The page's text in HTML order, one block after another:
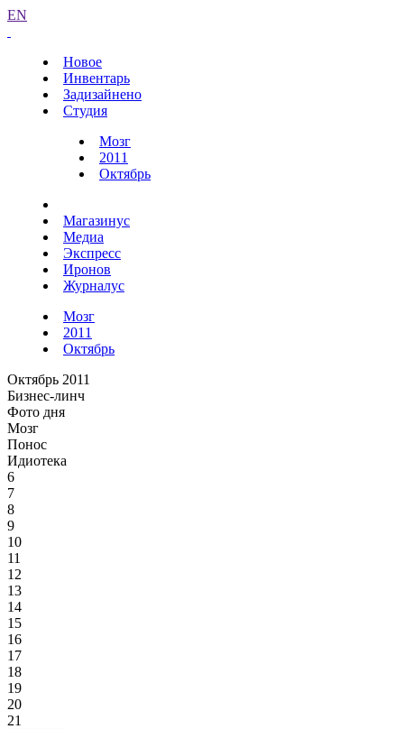
EN
Новое
Инвентарь
Задизайнено
Студия
Мозг
2011
Октябрь
Магазинус
Медиа
Экспресс
Иронов
Журналус
Мозг
2011
Октябрь
Октябрь 2011
Бизнес-линч
Фото дня
Мозг
Понос
Идиотека
6
7
8
9
10
11
12
13
14
15
16
17
18
19
20
21